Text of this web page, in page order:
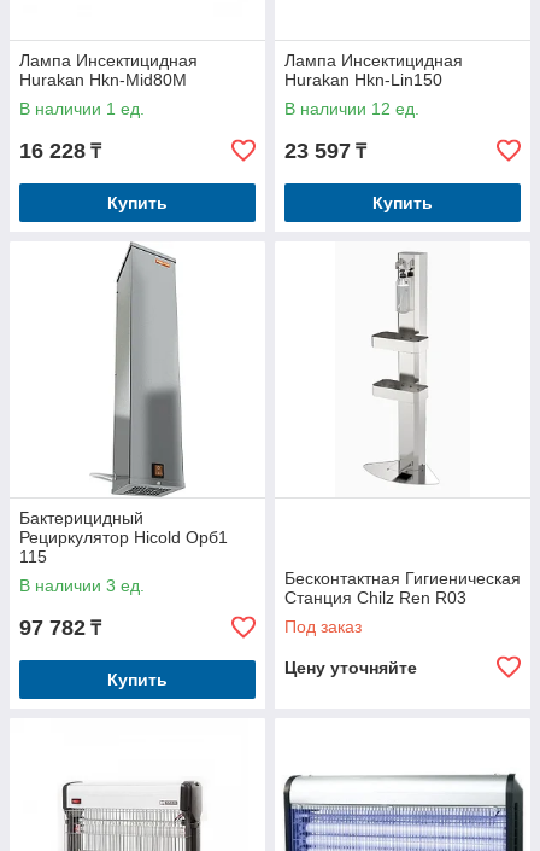
Лампа Инсектицидная
Hurakan Hkn-Mid80M
В наличии 1 ед.
16 228 ₸
Купить
Лампа Инсектицидная
Hurakan Hkn-Lin150
В наличии 12 ед.
23 597 ₸
Купить
Бактерицидный
Рециркулятор Hicold Орб1
115
В наличии 3 ед.
97 782 ₸
Купить
Бесконтактная Гигиеническая
Станция Chilz Ren R03
Под заказ
Цену уточняйте